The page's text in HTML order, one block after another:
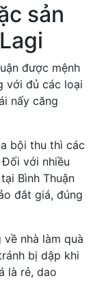
sản
được mệnh
với đủ các loại
nấy căng
bội thu thì các
với nhiều
Bình Thuận
đắt giá, đúng
nhà làm quà
bị dập khi
là rẻ, dao